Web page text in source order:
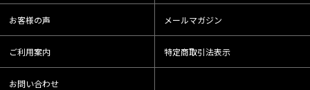
お客様の声 メールマガジン
ご利用案内 特定商取引法表示
お問い合わせ